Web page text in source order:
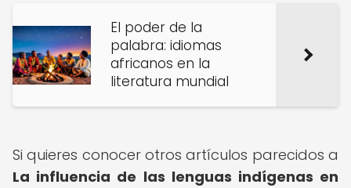
El poder de la
palabra: idiomas
africanos en la
literatura mundial
Si quieres conocer otros artículos parecidos a
La influencia de las lenguas indígenas en